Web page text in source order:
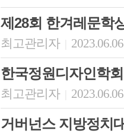
제28회 한겨레문학
최고관리자
한국정원디자인학
최고관리자
거버넌스 지방정치